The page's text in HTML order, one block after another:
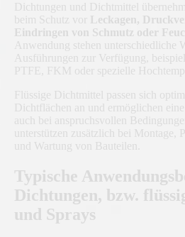
Dichtungen und Dichtmittel
beim Schutz vor
Leckagen,
Eindringen von Schmutz oder
Anwendung stehen unterschiedliche
Ausführungen zur Verfügung,
PTFE, FKM oder spezielle
Flüssige Dichtmittel passen sich
Dichtflächen an und ermöglichen
auch bei anspruchsvollen
unterstützen zusätzlich bei Montage,
und Wartung von Bauteilen.
Typische
Dichtungen, bzw.
und Sprays